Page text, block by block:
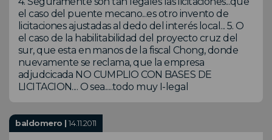
el caso del puente mecano...es otro invento de
licitaciones ajustadas al dedo del interés local... 5. O
el caso de la habilitabilidad del proyecto cruz del
sur, que esta en manos de la fiscal Chong, donde
nuevamente se reclama, que la empresa
adjudcicada NO CUMPLIO CON BASES DE
LICITACION.... O sea.....todo muy I-legal
baldomero |14.11.2011